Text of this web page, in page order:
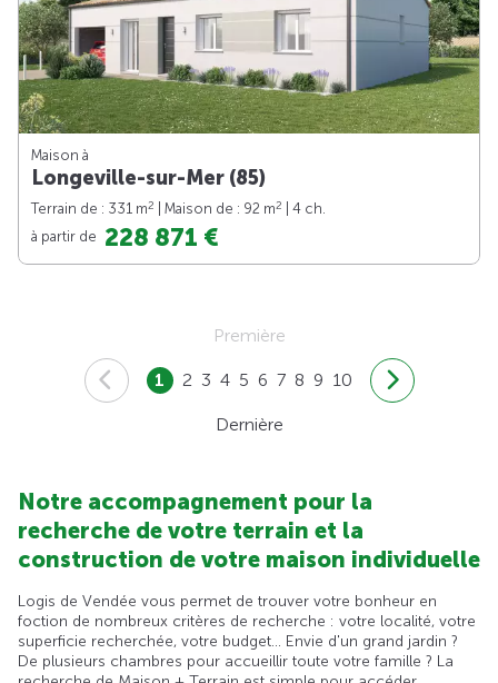
Maison à
Longeville-sur-Mer (85)
Terrain de : 331 m2 | Maison de : 92 m2
| 4 ch.
à partir de 228 871 €
Première
1 2 3 4 5 6 7 8 9 10
Dernière
Notre accompagnement pour la
recherche de votre terrain et la
construction de votre maison individuelle
Logis de Vendée vous permet de trouver votre bonheur en
foction de nombreux critères de recherche : votre localité, votre
superficie recherchée, votre budget... Envie d'un grand jardin ?
De plusieurs chambres pour accueillir toute votre famille ? La